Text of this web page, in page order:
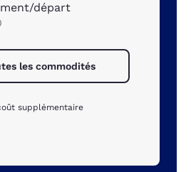
départ
les commodités
supplémentaire